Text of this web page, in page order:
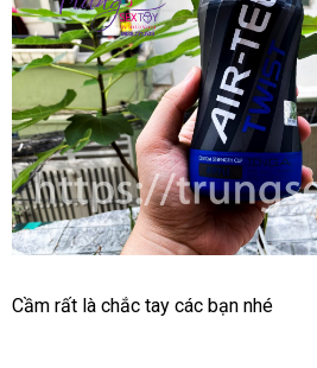
mãn
Cầm Thái
rất là chắc tay nhập
các bạn thảo
nhé